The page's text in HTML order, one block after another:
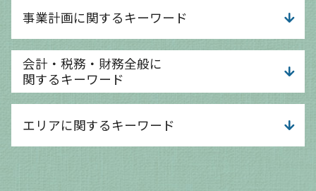
資金調達 返済不要
新規開業資金 日本政策金融公庫
資金調達 個人投資家
運転資金 考え方
銀行 融資 審査
運転資金
資金調達 方法 スタートアップ
事業計画に関するキーワード
事業計画 考え方
事業計画 変更
事業計画 事業企画
事業計画 なぜ必要
事業計画書
事業計画 チェックポイント
会計・税務・財務全般に
関するキーワード
経営分析 中小企業
経営分析 依頼
エリアに関するキーワード